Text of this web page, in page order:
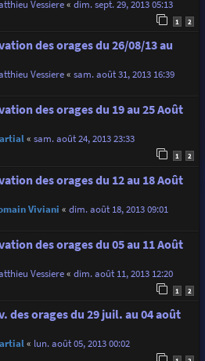
Vessiere« dim. sept. 29, 2013 05:13
1 2
des orages du 26/08/13 au
Vessiere« sam. août 31, 2013 16:39
des orages du 19 au 25 Août
« sam. août 24, 2013 23:33
1 2
des orages du 12 au 18 Août
Viviani « dim. août 18, 2013 09:01
des orages du 05 au 11 Août
Vessiere« dim. août 11, 2013 12:20
1 2
des orages du 29 juil. au 04 août
« lun. août 05, 2013 00:02